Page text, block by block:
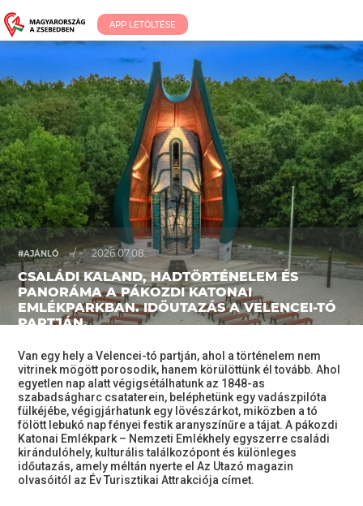
APP LETÖLTÉSE
#AJÁNLÓ / 2026.07.08.
CSALÁDI KALAND, HADTÖRTÉNELEM ÉS
PANORÁMA A PÁKOZDI KATONAI
EMLÉKPARKBAN. IDŐUTAZÁS A VELENCEI-TÓ
PARTJÁN.
Van egy hely a Velencei-tó partján, ahol a történelem nem
vitrinek mögött porosodik, hanem körülöttünk él tovább. Ahol
egyetlen nap alatt végigsétálhatunk az 1848-as
szabadságharc csataterein, beléphetünk egy vadászpilóta
fülkéjébe, végigjárhatunk egy lövészárkot, miközben a tó
fölött lebukó nap fényei festik aranyszínűre a tájat. A pákozdi
Katonai Emlékpark – Nemzeti Emlékhely egyszerre családi
kirándulóhely, kulturális találkozópont és különleges
időutazás, amely méltán nyerte el Az Utazó magazin
olvasóitól az Év Turisztikai Attrakciója címet.